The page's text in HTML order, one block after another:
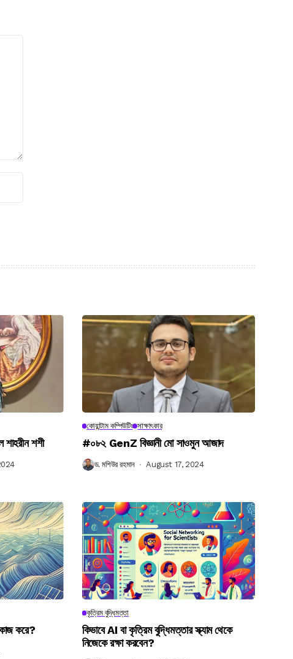
শশী
কোয়ান্টাম কম্পিউটিং সাক্ষাৎকার
#০৮২ GenZ বিজ্ঞানী মো সাওমুন আজাদ
ড. মশিউর রহমান August 17, 2024
করে?
কৃত্রিম বুদ্ধিমত্তা
কিভাবে AI বা কৃত্রিম বুদ্ধিমত্তার স্ক্যাম থেকে
নিজেকে রক্ষা করবেন?